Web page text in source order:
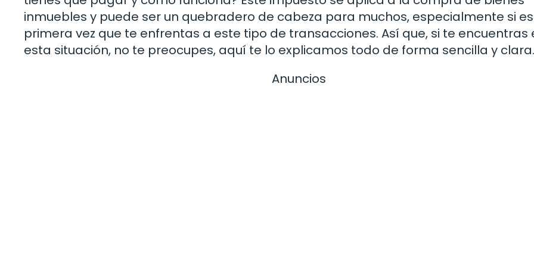
inmuebles y puede ser un quebradero de cabeza para muchos, especialmente si
primera vez que te enfrentas a este tipo de transacciones. Así que, si te encuentras
esta situación, no te preocupes, aquí te lo explicamos todo de forma sencilla y clara.
Anuncios